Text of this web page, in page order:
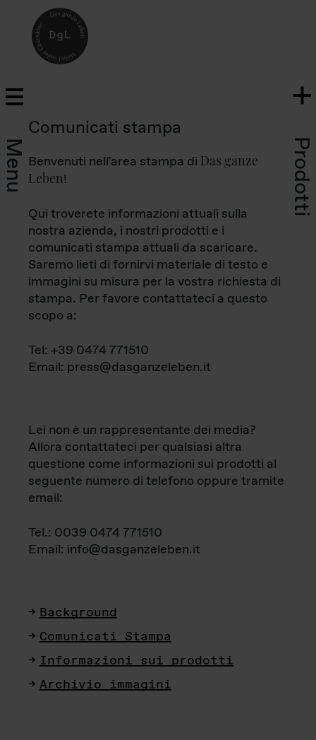
Menu Prodotti
Comunicati stampa
Benvenuti nell'area stampa di Das ganze
Leben!
Qui troverete informazioni attuali sulla
nostra azienda, i nostri prodotti e i
comunicati stampa attuali da scaricare.
Saremo lieti di fornirvi materiale di testo e
immagini su misura per la vostra richiesta di
stampa. Per favore contattateci a questo
scopo a:
Tel: +39 0474 771510
Email: press@dasganzeleben.it
Lei non è un rappresentante dei media?
Allora contattateci per qualsiasi altra
questione come informazioni sui prodotti al
seguente numero di telefono oppure tramite
email:
Tel.: 0039 0474 771510
Email: info@dasganzeleben.it
Background
Comunicati Stampa
Informazioni sui prodotti
Archivio immagini